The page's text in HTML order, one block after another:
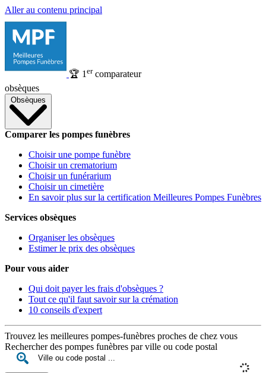
Aller au contenu principal
🏆 1 ercomparateur
obsèques
Obsèques
Comparer les pompes funèbres
Choisir une pompe funèbre
Choisir un crematorium
Choisir un funérarium
Choisir un cimetière
En savoir plus sur la certification Meilleures Pompes Funèbres
Services obsèques
Organiser les obsèques
Estimer le prix des obsèques
Pour vous aider
Qui doit payer les frais d'obsèques ?
Tout ce qu'il faut savoir sur la crémation
10 conseils d'expert
Trouvez les meilleures pompes-funèbres proches de chez vous
Rechercher des pompes funèbres par ville ou code postal